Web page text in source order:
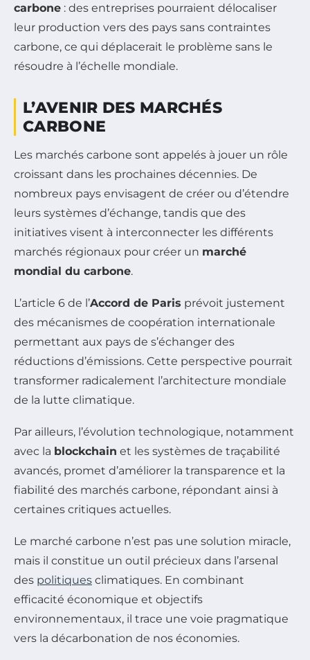
carbone : des entreprises pourraient délocaliser
leur production vers des pays sans contraintes
carbone, ce qui déplacerait le problème sans le
résoudre à l’échelle mondiale.
L’AVENIR DES MARCHÉS
CARBONE
Les marchés carbone sont appelés à jouer un rôle
croissant dans les prochaines décennies. De
nombreux pays envisagent de créer ou d’étendre
leurs systèmes d’échange, tandis que des
initiatives visent à interconnecter les différents
marchés régionaux pour créer un marché
mondial du carbone.
L’article 6 de l’Accord de Paris prévoit justement
des mécanismes de coopération internationale
permettant aux pays de s’échanger des
réductions d’émissions. Cette perspective pourrait
transformer radicalement l’architecture mondiale
de la lutte climatique.
Par ailleurs, l’évolution technologique, notamment
avec la blockchain et les systèmes de traçabilité
avancés, promet d’améliorer la transparence et la
fiabilité des marchés carbone, répondant ainsi à
certaines critiques actuelles.
Le marché carbone n’est pas une solution miracle,
mais il constitue un outil précieux dans l’arsenal
des politiques climatiques. En combinant
efficacité économique et objectifs
environnementaux, il trace une voie pragmatique
vers la décarbonation de nos économies.